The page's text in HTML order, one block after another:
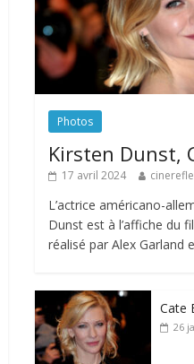
Photos
Kirsten Dunst,
17 avril 2024
L’actrice américano-
Dunst est à l’affiche du
réalisé par Alex Garland
Cate
26